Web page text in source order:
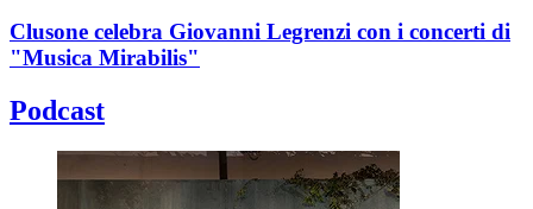
Clusone celebra Giovanni Legrenzi con i concerti di
"Musica Mirabilis"
Podcast